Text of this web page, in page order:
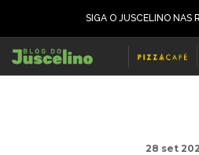
SIGA O JUSCELINO NAS
28 set